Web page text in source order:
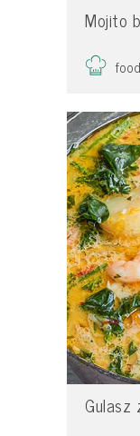
Mojito
Gulasz